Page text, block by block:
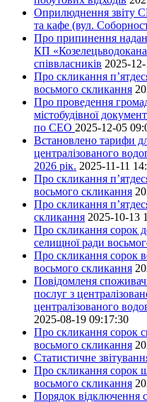
Оприлюднення звіту
та кафе (вул.
Про припинення
КП
співвласників 2025-
Про скликання
восьмого скликання
Про проведення
містобудівної
по СЕО 2025-12-05
Встановлено тарифи
централізованого
2026 рік. 2025-11-11
Про скликання
восьмого скликання
Про скликання
скликання 2025-10-13
Про скликання сорок
селищної ради
Про скликання сорок
восьмого скликання
Повідомленя
послуг з
централізованого
2025-08-19 09:17:30
Про скликання сорок
восьмого скликання
Статистичне
Про скликання сорок
восьмого скликання
Порядок відключення